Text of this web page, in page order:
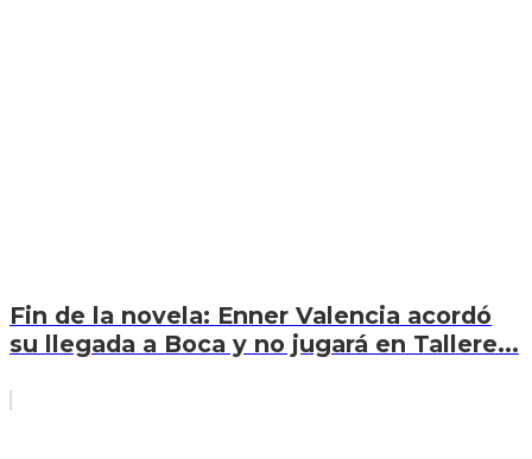
Fin de la novela: Enner Valencia acordó
su llegada a Boca y no jugará en Tallere...